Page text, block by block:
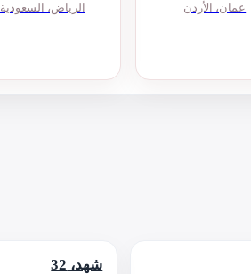
عمان، الأردن الرياض، السعودية
شهد، 32